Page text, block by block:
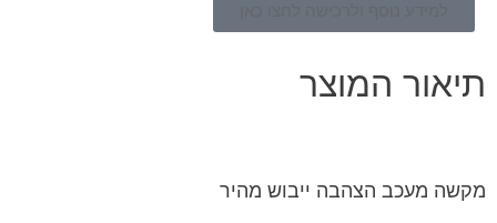
למידע נוסף ולרכישה לחצו כאן
תיאור המוצר
מקשה מעכב הצהבה ייבוש מהיר